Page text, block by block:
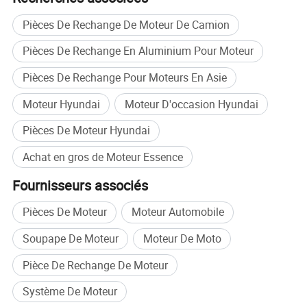
Hyundai Tucson 3e (TL) 2015-2021
Hyundai i40 1ère (VF)
2011-2019
Hyundai Mistra 1er (CF) 2013-2017
Hyundai Sonate 7e (LF)
2014-2019
Hyundai Sonate 8e (DN8)
Kia Cerato/forte 3e (YD)
Kia
Cerato/forte 4e (BD)
Kia
K5/Optima 3e (DL3) 2019-2022
Kia Âme 2e (PS)
2014-2019
Kia
Âme 3e (SK3)
Kia
Sportage 4e (QL)
Pièces De Rechange De Moteur De Camion
Pièces De Rechange En Aluminium Pour Moteur
Pièces De Rechange Pour Moteurs En Asie
Moteur Hyundai
Moteur D'occasion Hyundai
Pièces De Moteur Hyundai
Achat en gros de Moteur Essence
Fournisseurs associés
Pièces De Moteur
Moteur Automobile
Soupape De Moteur
Moteur De Moto
Pièce De Rechange De Moteur
Système De Moteur